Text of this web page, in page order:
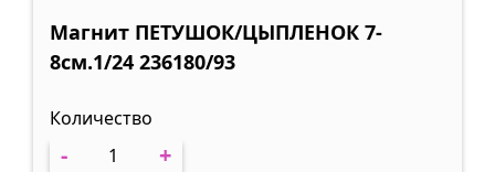
Магнит ПЕТУШОК/ЦЫПЛЕНОК 7-
8см.1/24 236180/93
Количество
- +